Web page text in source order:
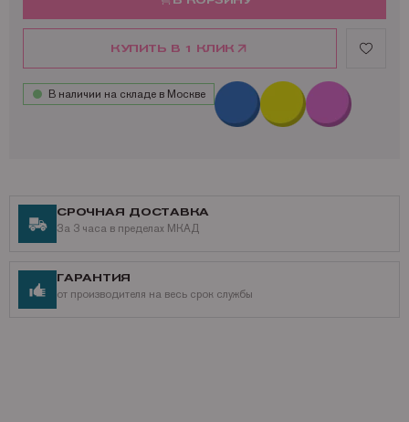
КУПИТЬ В 1 КЛИК
В наличии на складе в Москве
СРОЧНАЯ ДОСТАВКА
За 3 часа в пределах МКАД
ГАРАНТИЯ
от производителя на весь срок службы